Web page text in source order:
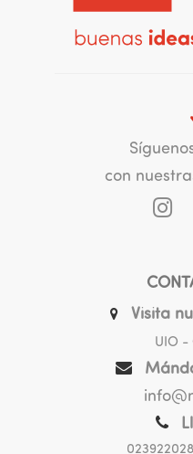
con
Visita
UIO -
023922028